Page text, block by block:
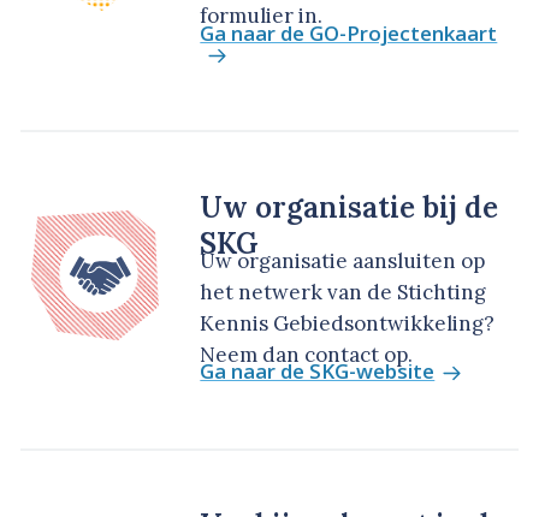
formulier in.
Ga naar de GO-Projectenkaart
Uw organisatie bij de
SKG
Uw organisatie aansluiten op
het netwerk van de Stichting
Kennis Gebiedsontwikkeling?
Neem dan contact op.
Ga naar de SKG-website